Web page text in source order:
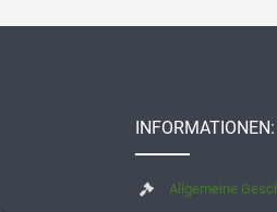
INFORMATIONEN:
Allgemeine